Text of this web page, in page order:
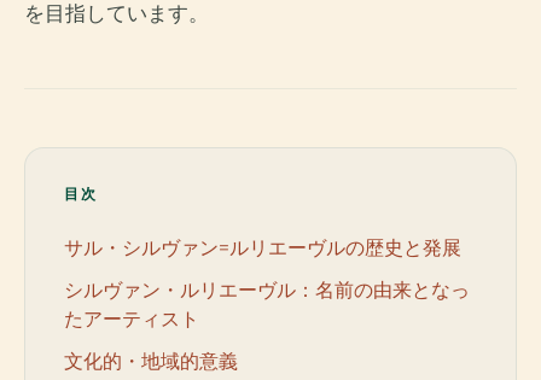
を目指しています。
目次
サル・シルヴァン=ルリエーヴルの歴史と発展
シルヴァン・ルリエーヴル：名前の由来となっ
たアーティスト
文化的・地域的意義